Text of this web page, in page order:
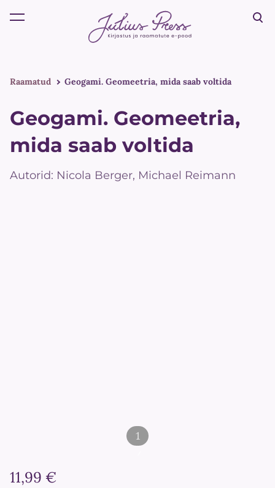
lisati ostukorvi. Vaata ostukorvi
Raamatud Geogami. Geomeetria, mida saab voltida
Geogami. Geomeetria,
mida saab voltida
Autorid: Nicola Berger, Michael Reimann
1
11,99 €